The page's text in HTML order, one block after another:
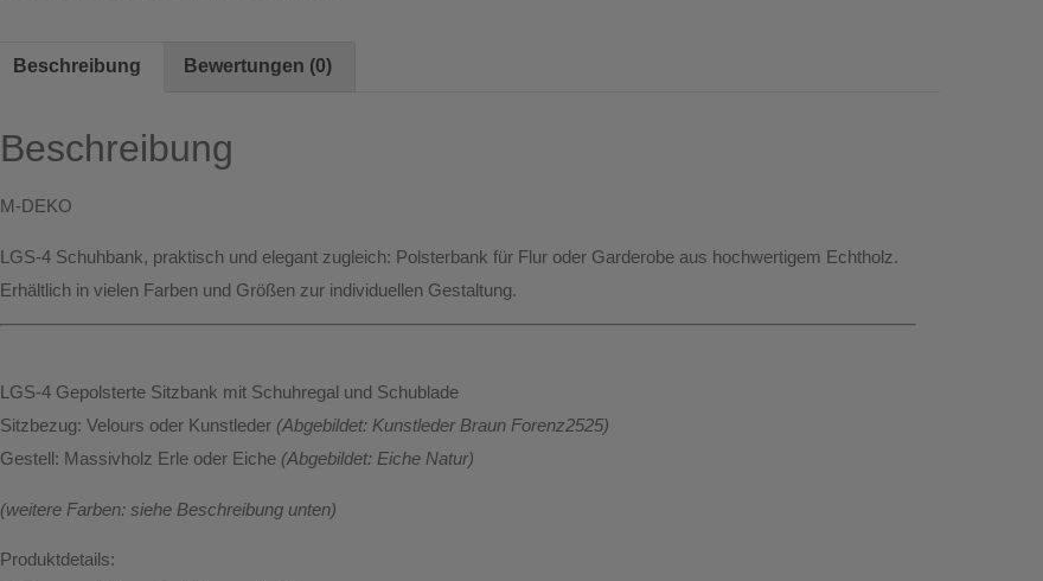
Beschreibung Bewertungen (0)
Beschreibung
M-DEKO
LGS-4 Schuhbank, praktisch und elegant zugleich: Polsterbank für Flur oder Garderobe aus hochwertigem Echtholz.
Erhältlich in vielen Farben und Größen zur individuellen Gestaltung.
LGS-4 Gepolsterte Sitzbank mit Schuhregal und Schublade
Sitzbezug:Velours oder Kunstleder (Abgebildet: Kunstleder Braun Forenz2525)
Gestell: Massivholz Erle oder Eiche (Abgebildet: Eiche Natur)
(weitere Farben: siehe Beschreibung unten)
Produktdetails: